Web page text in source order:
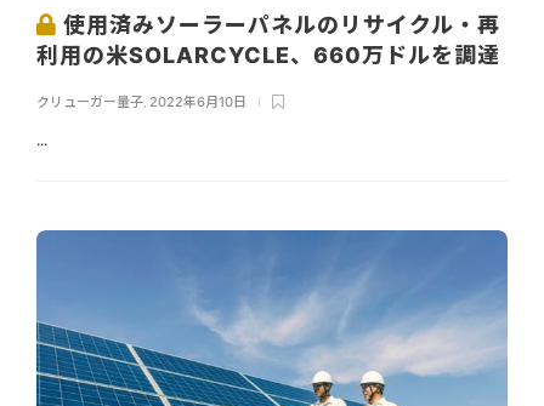
使用済みソーラーパネルのリサイクル・再
利用の米SOLARCYCLE、660万ドルを調達
クリューガー量子 2022年6月10日
...